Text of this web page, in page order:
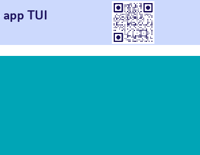
app TUI